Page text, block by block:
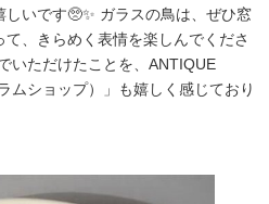
いです🥺✨ ガラスの鳥は、ぜひ窓
、きらめく表情を楽しんでくださ
いただけたことを、ANTIQUE
ムショップ）」も嬉しく感じており